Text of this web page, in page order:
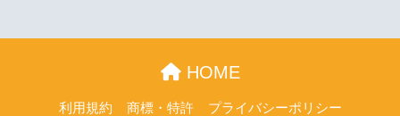
HOME
利用規約 商標・特許 プライバシーポリシー